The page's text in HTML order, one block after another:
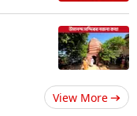
View More